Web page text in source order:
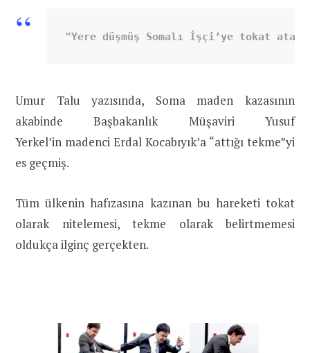
"Yere düşmüş Somalı İşçi’ye tokat atan
Umur Talu yazısında, Soma maden kazasının
akabinde Başbakanlık Müşaviri Yusuf
Yerkel’in madenci Erdal Kocabıyık’a “attığı tekme”yi
es geçmiş.
Tüm ülkenin hafızasına kazınan bu hareketi tokat
olarak nitelemesi, tekme olarak belirtmemesi
oldukça ilginç gerçekten.